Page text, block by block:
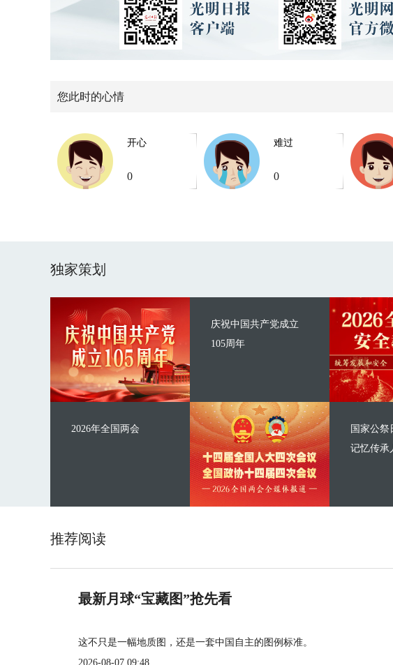
您此时的心情
开心
0
难过
0
独家策划
庆祝中国共产党成立
105周年
2026年全国两会
国家公祭
记忆传承
推荐阅读
最新月球“宝藏图”抢先看
这不只是一幅地质图，还是一套中国自主的图例标准。
2026-08-07 09:48